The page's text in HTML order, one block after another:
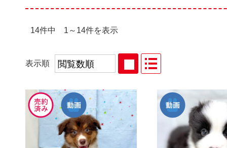
14件中 1～14件を表示
表示順